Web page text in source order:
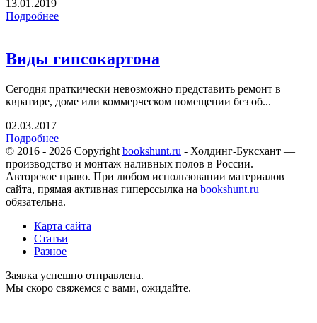
13.01.2019
Подробнее
Виды гипсокартона
Сегодня праткически невозможно представить ремонт в
квратире, доме или коммерческом помещении без об...
02.03.2017
Подробнее
© 2016 - 2026 Copyright bookshunt.ru - Холдинг-Буксхант —
производство и монтаж наливных полов в России.
Авторское право. При любом использовании материалов
сайта, прямая активная гиперссылка на bookshunt.ru
обязательна.
Карта сайта
Статьи
Разное
Заявка успешно отправлена.
Мы скоро свяжемся с вами, ожидайте.